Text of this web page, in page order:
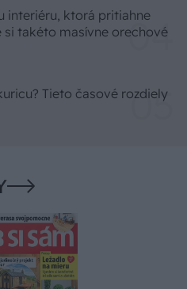
interiéru, ktorá pritiahne
takéto masívne orechové
Tieto časové rozdiely